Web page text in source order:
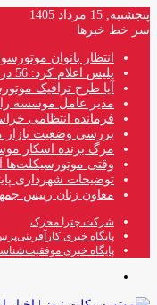
پنجشنبه, 15 مرداد 1405
سر خط خبرها
انتظار بانوان
پلیس اعلام کرد: 56 درصد فوتی‌های تصادفات قم را راکبان موتورسیکلت تشکیل می‌دهند
آیا طرح ترافیک
مدیر عامل موسسه
فرمانده انتظامی
بررسی وضعیت بازار
مرگ برنده اسکار
وقتی موتورسیکلت‌ها
توضیحات شهرداری
معاون زنان رییس
شرکت چترا محرک
پایگاه خبری
پایگاه خبری